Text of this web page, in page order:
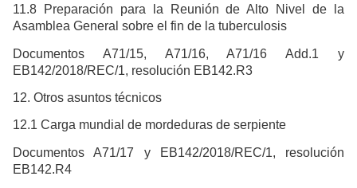
11.8 Preparación para la Reunión de Alto Nivel de la
Asamblea General sobre el fin de la tuberculosis
Documentos A71/15, A71/16, A71/16 Add.1 y
EB142/2018/REC/1, resolución EB142.R3
12. Otros asuntos técnicos
12.1 Carga mundial de mordeduras de serpiente
Documentos A71/17 y EB142/2018/REC/1, resolución
EB142.R4